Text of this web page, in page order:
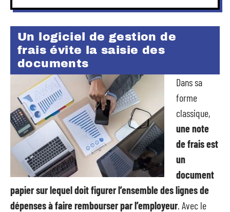
Un logiciel de gestion de
frais évite la saisie des
documents
Dans sa
forme
classique,
une note
de frais est
un
document
papier sur lequel doit figurer l’ensemble des lignes de
dépenses à faire rembourser par l’employeur. Avec le